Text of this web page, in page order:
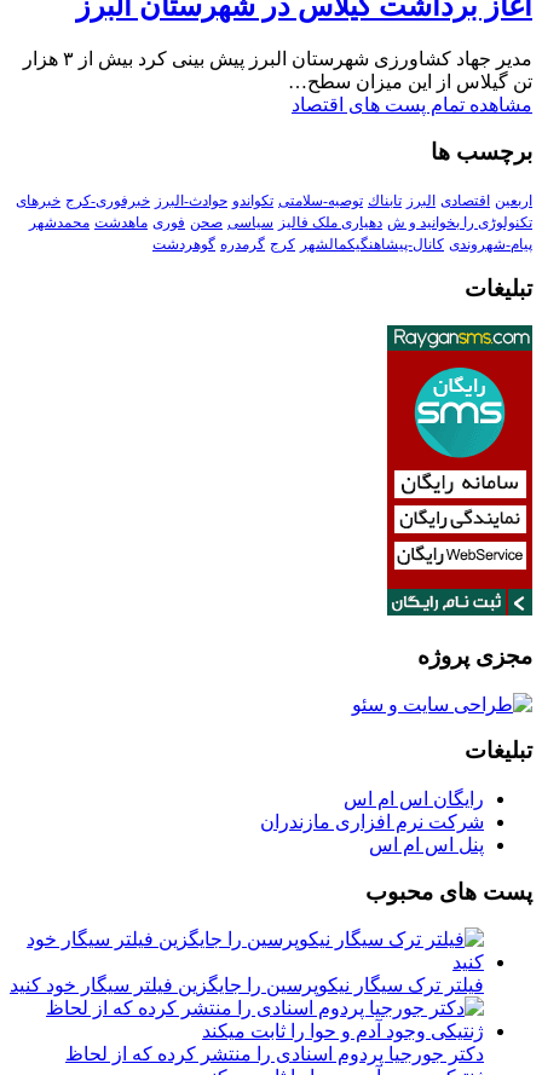
آغاز برداشت گیلاس در شهرستان البرز
مدیر جهاد کشاورزی شهرستان البرز پیش بینی کرد بیش از ۳ هزار
تن گیلاس از این میزان سطح…
مشاهده تمام پست های اقتصاد
برچسب ها
اربعین اقتصادی البرز تابناك توصیه-سلامتی تکواندو حوادث-البرز خبرفوری-کرج خبرهای
تکنولوڑی را بخوانید و ش دهیاری ملک فالیز سیاسی صحن فوری ماهدشت محمدشهر
پیام-شهروندی کانال-پیشاهنگیکمالشهر کرج گرمدره گوهردشت
تبلیغات
مجزی پروژه
تبلیغات
رایگان اس ام اس
شرکت نرم افزاری مازندران
پنل اس ام اس
پست های محبوب
فیلتر ترک سیگار نیکوپرسین را جایگزین فیلتر سیگار خود کنید
دکتر جورجیا پردوم اسنادی را منتشر کرده که از لحاظ